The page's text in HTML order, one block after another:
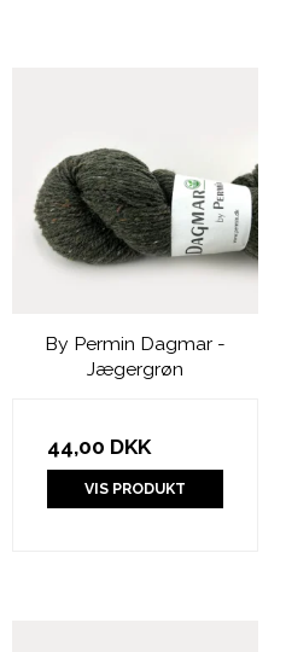
By Permin Dagmar -
Jægergrøn
44,00 DKK
VIS PRODUKT